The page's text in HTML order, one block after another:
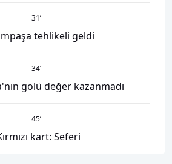
31’
tehlikeli geldi
34’
golü değer kazanmadı
45’
kart: Seferi